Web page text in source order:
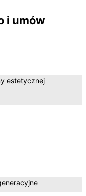
i umów
estetycznej